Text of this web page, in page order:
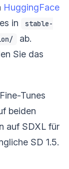
HuggingFace
in
stable-
ab.
Sie das
Tunes
beiden
auf SDXL für
SD 1.5.